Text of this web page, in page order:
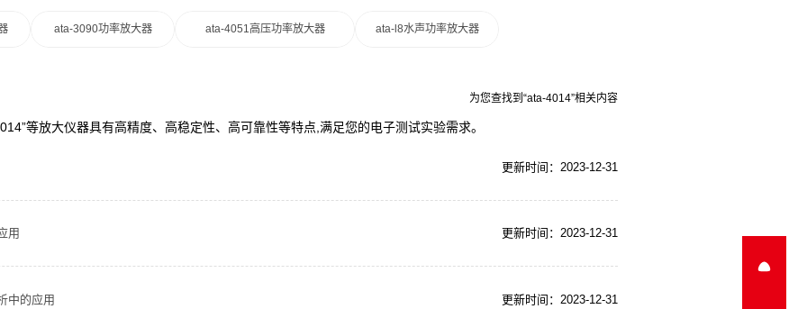
ata-3090功率放大器 ata-4051高压功率放大器 ata-l8水声功率放大器
为您查找到“ata-4014”相关内容
等放大仪器具有高精度、高稳定性、高可靠性等特点,满足您的电子测试实验需求。
更新时间：2023-12-31
用 更新时间：2023-12-31
中的应用 更新时间：2023-12-31